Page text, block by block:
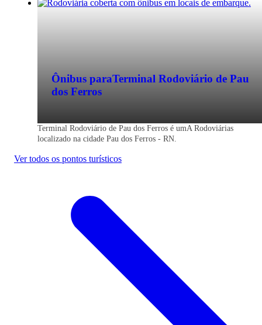
Ônibus paraTerminal Rodoviário de Pau
dos Ferros
Terminal Rodoviário de Pau dos Ferros é umA Rodoviárias
localizado na cidade Pau dos Ferros - RN.
Ver todos os pontos turísticos